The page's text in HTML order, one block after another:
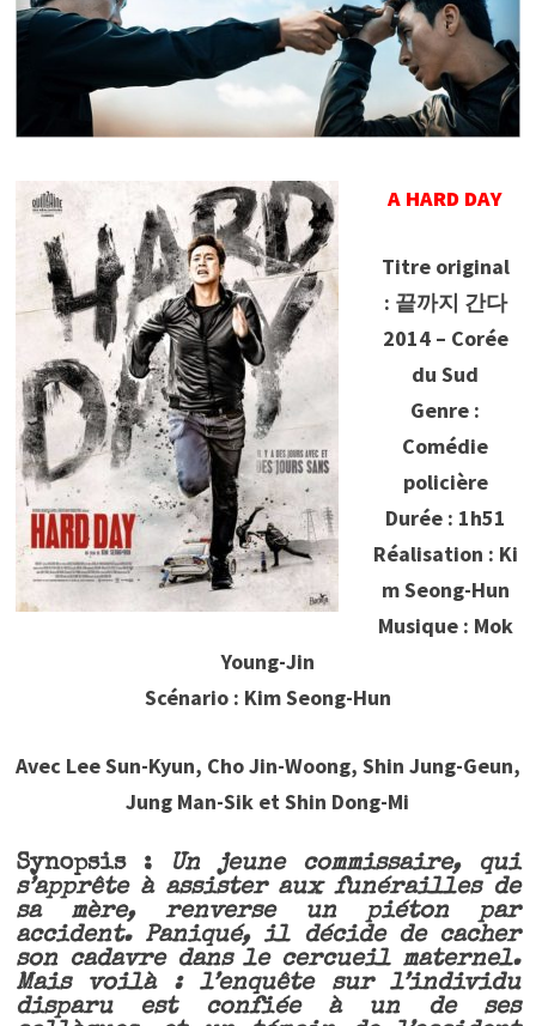
A HARD DAY
Titre original
: 끝까지 간다
2014 – Corée
du Sud
Genre :
Comédie
policière
Durée : 1h51
Réalisation : Ki
m Seong-Hun
Musique : Mok
Young-Jin
Scénario : Kim Seong-Hun
Avec Lee Sun-Kyun, Cho Jin-Woong, Shin Jung-Geun,
Jung Man-Sik et Shin Dong-Mi
Synopsis :
Un jeune commissaire, qui
s’apprête à assister aux funérailles de
sa mère, renverse un piéton par
accident. Paniqué, il décide de cacher
son cadavre dans le cercueil maternel.
Mais voilà : l’enquête sur l’individu
disparu est confiée à un de ses